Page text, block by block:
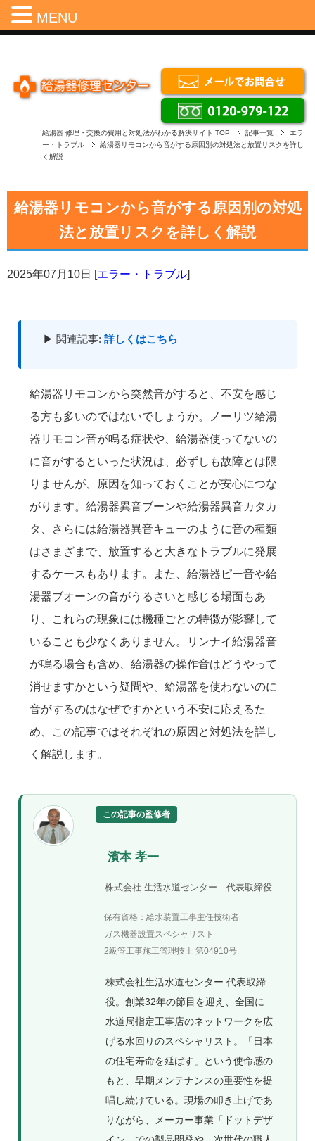
給湯器 修理・交換の費用と対処法がわかる解決サイト TOP 記事一覧
エラ
ー・トラブル
給湯器リモコンから音がする原因別の対処法と放置リスクを詳し
く解説
給湯器リモコンから音がする原因別の対処
法と放置リスクを詳しく解説
2025年07月10日 エラー・トラブル
▶ 関連記事: 詳しくはこちら
給湯器リモコンから突然音がすると、不安を感じ
る方も多いのではないでしょうか。ノーリツ給湯
器リモコン音が鳴る症状や、給湯器使ってないの
に音がするといった状況は、必ずしも故障とは限
りませんが、原因を知っておくことが安心につな
がります。給湯器異音ブーンや給湯器異音カタカ
タ、さらには給湯器異音キューのように音の種類
はさまざまで、放置すると大きなトラブルに発展
するケースもあります。また、給湯器ピー音や給
湯器ブオーンの音がうるさいと感じる場面もあ
り、これらの現象には機種ごとの特徴が影響して
いることも少なくありません。リンナイ給湯器音
が鳴る場合も含め、給湯器の操作音はどうやって
消せますかという疑問や、給湯器を使わないのに
音がするのはなぜですかという不安に応えるた
め、この記事ではそれぞれの原因と対処法を詳し
く解説します。
この記事の監修者
濱本 孝一
株式会社 生活水道センター 代表取締役
保有資格：給水装置工事主任技術者
ガス機器設置スペシャリスト
2級管工事施工管理技士 第04910号
株式会社生活水道センター 代表取締
役。創業32年の節目を迎え、全国に
水道局指定工事店のネットワークを広
げる水回りのスペシャリスト。「日本
の住宅寿命を延ばす」という使命感の
もと、早期メンテナンスの重要性を提
唱し続けている。現場の叩き上げであ
りながら、メーカー事業「ドットデザ
MENU
Menu